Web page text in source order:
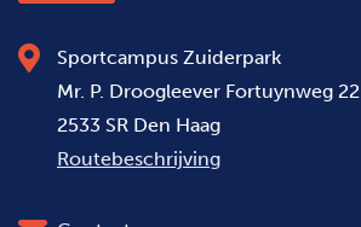
Sportcampus Zuiderpark
Mr. P. Droogleever Fortuynweg 22
2533 SR Den Haag
Routebeschrijving